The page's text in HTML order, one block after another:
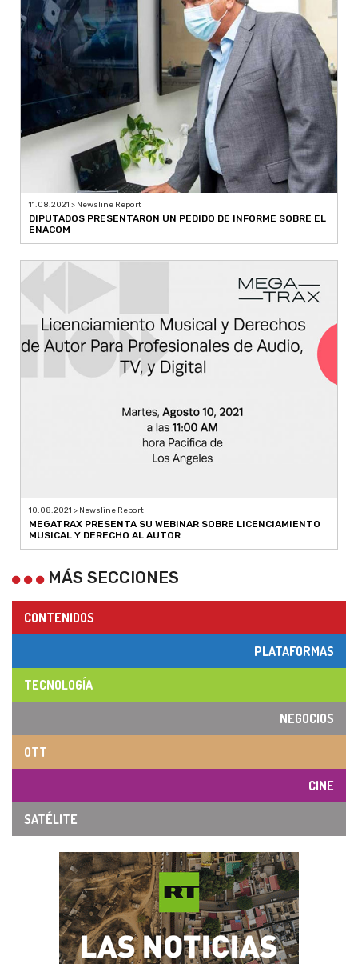
11.08.2021 > Newsline Report
DIPUTADOS PRESENTARON UN PEDIDO DE INFORME SOBRE EL
ENACOM
10.08.2021 > Newsline Report
MEGATRAX PRESENTA SU WEBINAR SOBRE LICENCIAMIENTO
MUSICAL Y DERECHO AL AUTOR
MÁS SECCIONES
CONTENIDOS
PLATAFORMAS
TECNOLOGÍA
NEGOCIOS
OTT
CINE
SATÉLITE